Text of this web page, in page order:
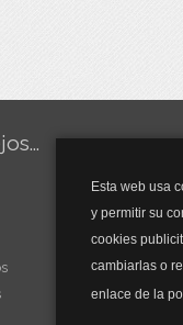
Esta web usa
y permitir su
cookies
cambiarlas o
enlace de la